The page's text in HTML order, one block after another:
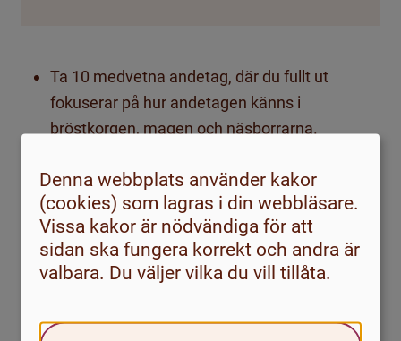
Ta 10 medvetna andetag, där du fullt ut
fokuserar på hur andetagen känns i
bröstkorgen, magen och näsborrarna.
kroppsdelar.
Låt inandningen gå av sig självt, dvs ta inte
djupa andetag. Fokusera på att tömma
lungorna på luft när du andas ut mellan varje
Denna webbplats använder kakor
(cookies) som lagras i din webbläsare.
Vissa kakor är nödvändiga för att
sidan ska fungera korrekt och andra är
valbara. Du väljer vilka du vill tillåta.